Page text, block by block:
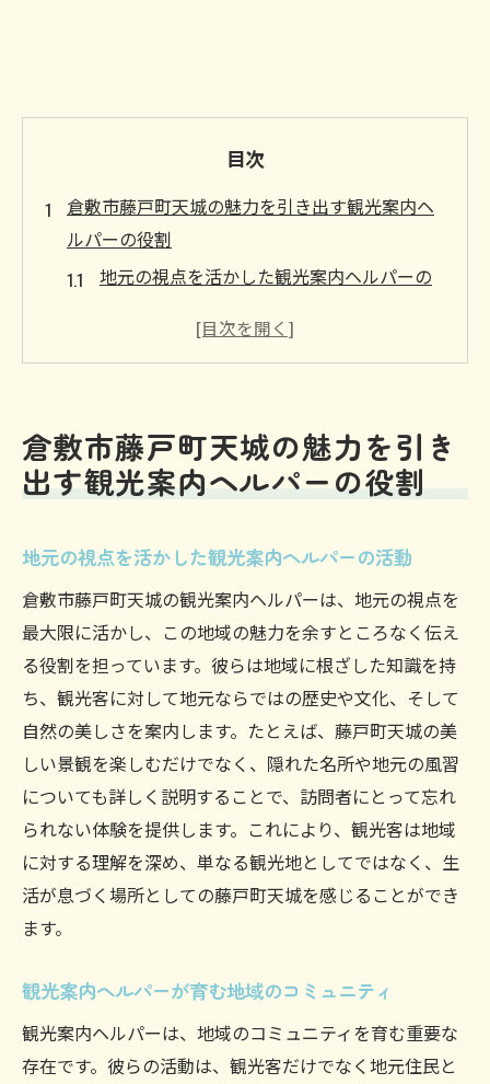
目次
倉敷市藤戸町天城の魅力を引き出す観光案内ヘ
ルパーの役割
地元の視点を活かした観光案内ヘルパーの
観光案内ヘルパーが育む地域のコミュニテ
観光案内ヘルパーの現地情報収集力
地域文化を伝える観光案内のプロ
観光案内ヘルパーが案内する藤戸町天城の歴史
と文化
藤戸町天城の歴史をひも解くヘルパーの案
内
地域文化を深く理解する観光案内の知識
歴史ある町並みを案内するヘルパーの工夫
藤戸町天城の伝統行事を紹介する観光案内
観光案内ヘルパーによる地元の文化体験
文化遺産を守り伝える観光案内ヘルパーの
使命
四季折々の自然を案内するヘルパーの力
天城の自然と調和する観光案内の手法
自然美を体感するためのヘルパーの工夫
倉敷市藤戸町天城の魅力を引き
出す観光案内ヘルパーの役割
地元の視点を活かした観光案内ヘルパーの活動
倉敷市藤戸町天城の観光案内ヘルパーは、地元の視点を
最大限に活かし、この地域の魅力を余すところなく伝え
る役割を担っています。彼らは地域に根ざした知識を持
ち、観光客に対して地元ならではの歴史や文化、そして
自然の美しさを案内します。たとえば、藤戸町天城の美
しい景観を楽しむだけでなく、隠れた名所や地元の風習
についても詳しく説明することで、訪問者にとって忘れ
られない体験を提供します。これにより、観光客は地域
に対する理解を深め、単なる観光地としてではなく、生
活が息づく場所としての藤戸町天城を感じることができ
ます。
観光案内ヘルパーが育む地域のコミュニティ
観光案内ヘルパーは、地域のコミュニティを育む重要な
存在です。彼らの活動は、観光客だけでなく地元住民と